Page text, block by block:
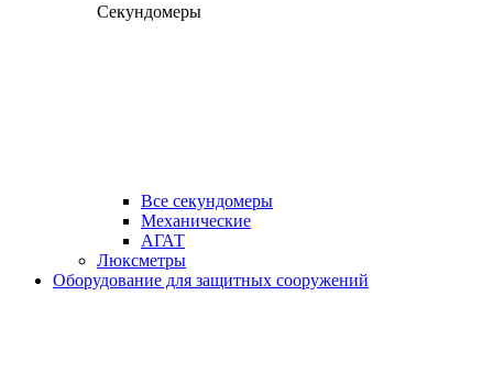
Секундомеры
Все секундомеры
Механические
АГАТ
Люксметры
Оборудование для защитных сооружений